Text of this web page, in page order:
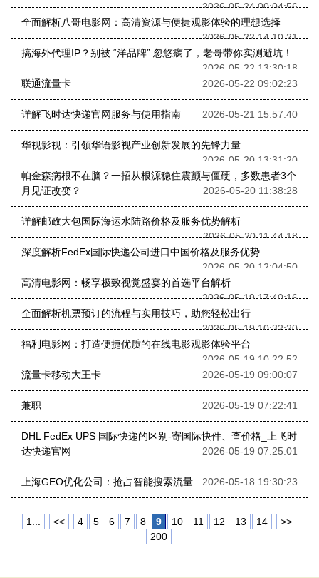
2026-05-24 00:04:56
全面解析八哥电影网：高清资源与便捷观影体验的理想选择
2026-05-22 14:10:21
搞海外代理IP？别被 “洋品牌” 忽悠瘸了，老哥带你实测避坑！
2026-05-22 13:30:18
联通流量卡
2026-05-22 09:02:23
详解飞时达快递官网服务与使用指南 2026-05-21 15:57:40
华视影视：引领华语影视产业创新发展的先锋力量
2026-05-20 13:31:20
帕金森病根不在脑？一招从根源稳住震颤与僵硬，多数患者3个
月见证改变？
2026-05-20 11:38:28
详解邮政大包国际海运水陆路价格及服务优势解析
2026-05-20 11:44:18
深度解析FedEx国际快递公司进口中国价格及服务优势
2026-05-20 12:04:50
高清电影网：畅享极致视觉盛宴的首选平台解析
2026-05-19 17:40:16
全面解析机票预订的流程与实用技巧，助您轻松出行
2026-05-19 10:32:20
福利电影网：打造便捷优质的在线电影观影体验平台
2026-05-19 10:22:52
流量卡移动大王卡
2026-05-19 09:00:07
兼职 2026-05-19 07:22:41
DHL FedEx UPS 国际快递的区别-寄国际快件、查价格_上飞时
达快递官网
2026-05-19 07:25:01
上海GEO优化公司：抢占智能搜索流量 2026-05-18 19:30:23
1... << 4 5 6 7 8 9 10 11 12 13 14
>>
200